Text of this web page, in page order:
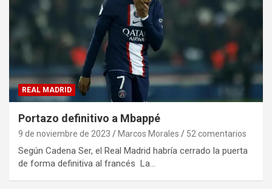
REAL MADRID
Portazo definitivo a Mbappé
9 de noviembre de 2023 Marcos Morales 52 comentarios
Según Cadena Ser, el Real Madrid habría cerrado la puerta
de forma definitiva al francés La…